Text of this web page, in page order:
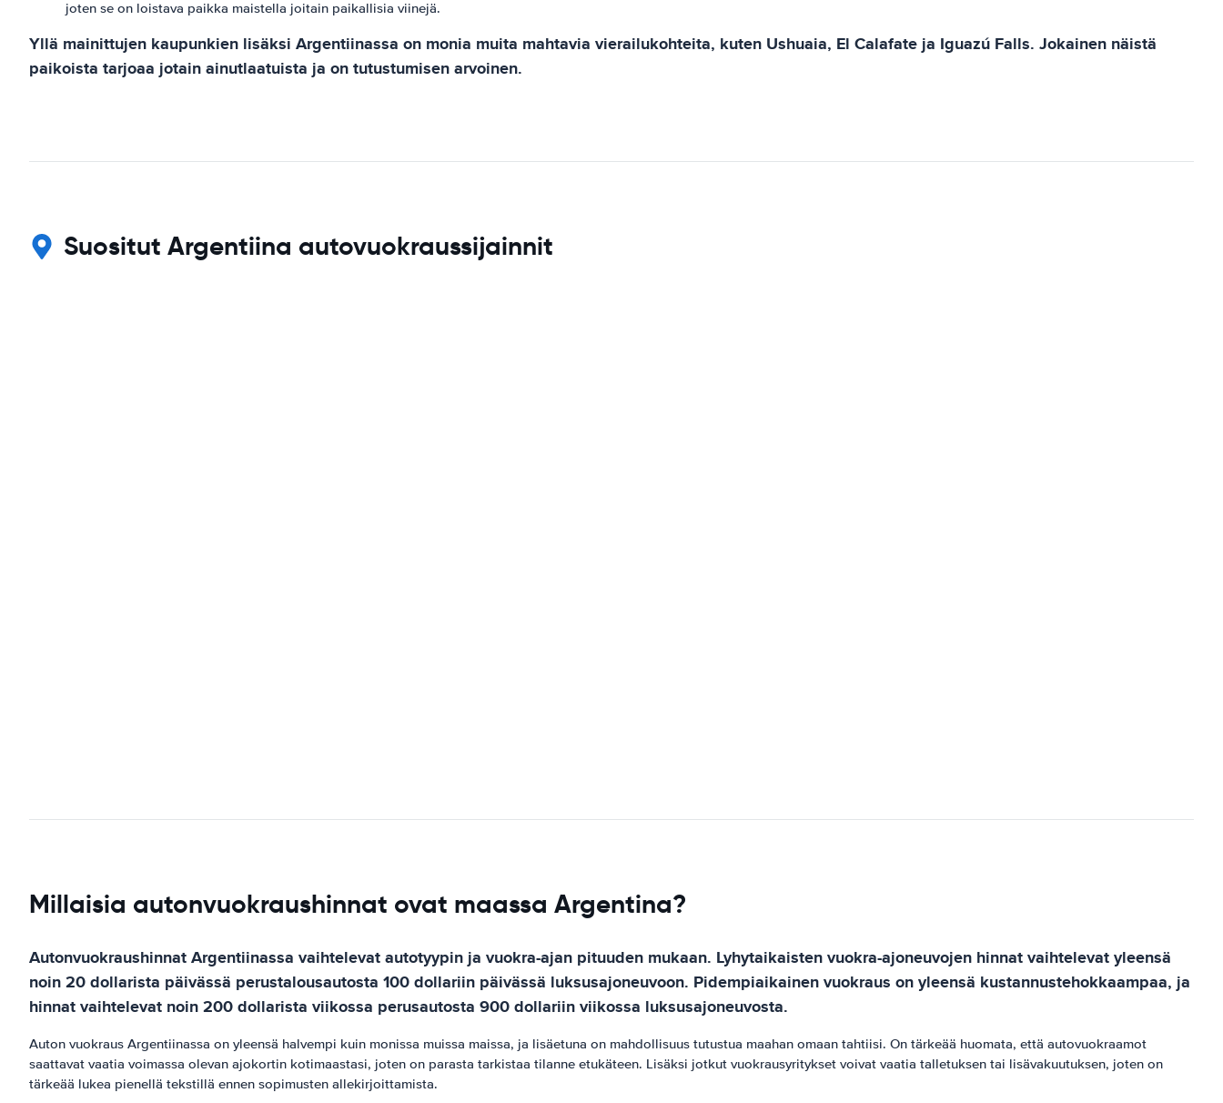
joten se on loistava paikka maistella joitain paikallisia viinejä.
Yllä mainittujen kaupunkien lisäksi Argentiinassa on monia muita mahtavia vierailukohteita, kuten Ushuaia, El Calafate ja Iguazú Falls. Jokainen näistä
paikoista tarjoaa jotain ainutlaatuista ja on tutustumisen arvoinen.
Suositut Argentiina autovuokraussijainnit
Millaisia autonvuokraushinnat ovat maassa Argentina?
Autonvuokraushinnat Argentiinassa vaihtelevat autotyypin ja vuokra-ajan pituuden mukaan. Lyhytaikaisten vuokra-ajoneuvojen hinnat vaihtelevat yleensä
noin 20 dollarista päivässä perustalousautosta 100 dollariin päivässä luksusajoneuvoon. Pidempiaikainen vuokraus on yleensä kustannustehokkaampaa, ja
hinnat vaihtelevat noin 200 dollarista viikossa perusautosta 900 dollariin viikossa luksusajoneuvosta.
Auton vuokraus Argentiinassa on yleensä halvempi kuin monissa muissa maissa, ja lisäetuna on mahdollisuus tutustua maahan omaan tahtiisi. On tärkeää huomata, että autovuokraamot
saattavat vaatia voimassa olevan ajokortin kotimaastasi, joten on parasta tarkistaa tilanne etukäteen. Lisäksi jotkut vuokrausyritykset voivat vaatia talletuksen tai lisävakuutuksen, joten on
tärkeää lukea pienellä tekstillä ennen sopimusten allekirjoittamista.